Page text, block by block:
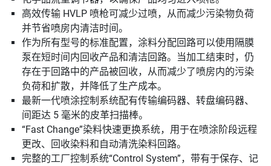
高效传输 HVLP 喷枪可减少过喷，从而减少污染物负荷
并节省喷房内清洁时间。
作为所有型号的标准配置，涂料分配回路可以使用隔膜
泵在短时间内回收产品和清洁回路。当加工结束时，仍
存在于回路中的产品被回收，从而减少了喷房内的污染
负荷和扩散，并降低了生产成本。
最新一代喷涂控制系统配有传输编码器、转盘编码器、
间距达 5 毫米的皮革扫描棒。
“Fast Change”染料快速更换系统，用于在喷涂阶段远程
更改、回收染料和自动清洗染料回路。
完整的工厂控制系统“Control System”，带有于保存、记